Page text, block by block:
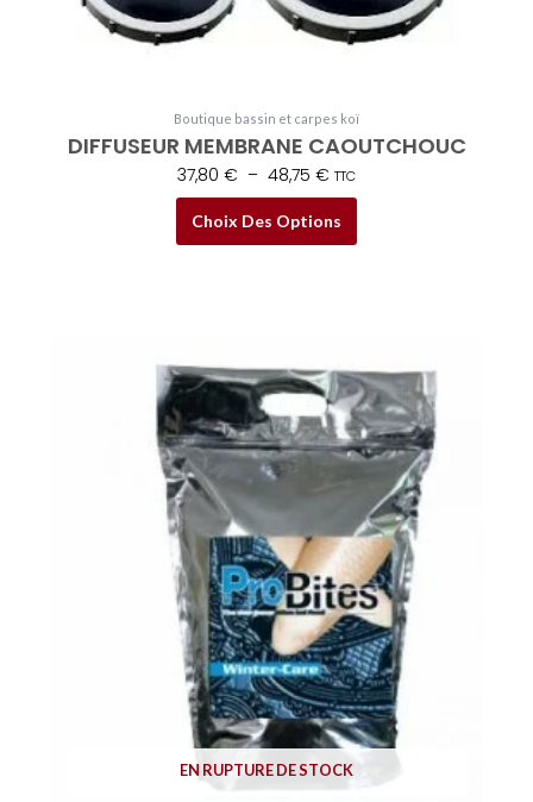
Boutique bassin et carpes koï
DIFFUSEUR MEMBRANE CAOUTCHOUC
37,80 € – 48,75 €
48,75 €
TTC
Choix Des Options
variations.
Les
être
choisies
page
EN RUPTURE DE STOCK